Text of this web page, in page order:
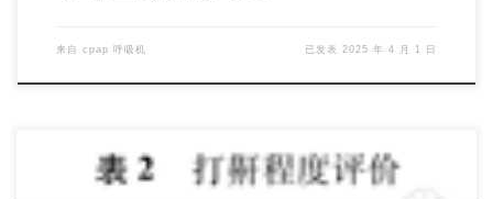
来自 cpap 呼吸机 已发表 2025 年 4 月 1 日